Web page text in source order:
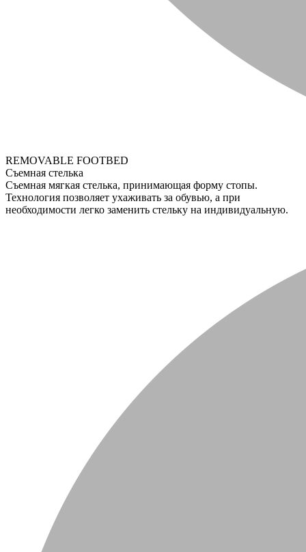
REMOVABLE FOOTBED
Съемная стелька
Съемная мягкая стелька, принимающая форму стопы.
Технология позволяет ухаживать за обувью, а при
необходимости легко заменить стельку на индивидуальную.